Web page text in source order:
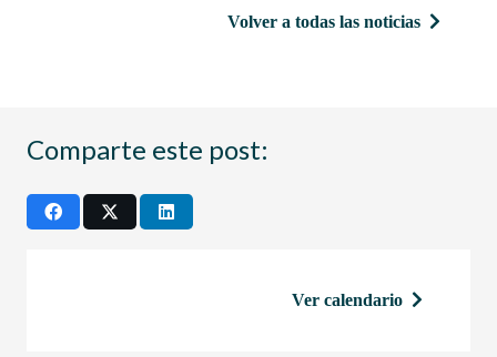
Volver a todas las noticias
Comparte este post:
Ver calendario